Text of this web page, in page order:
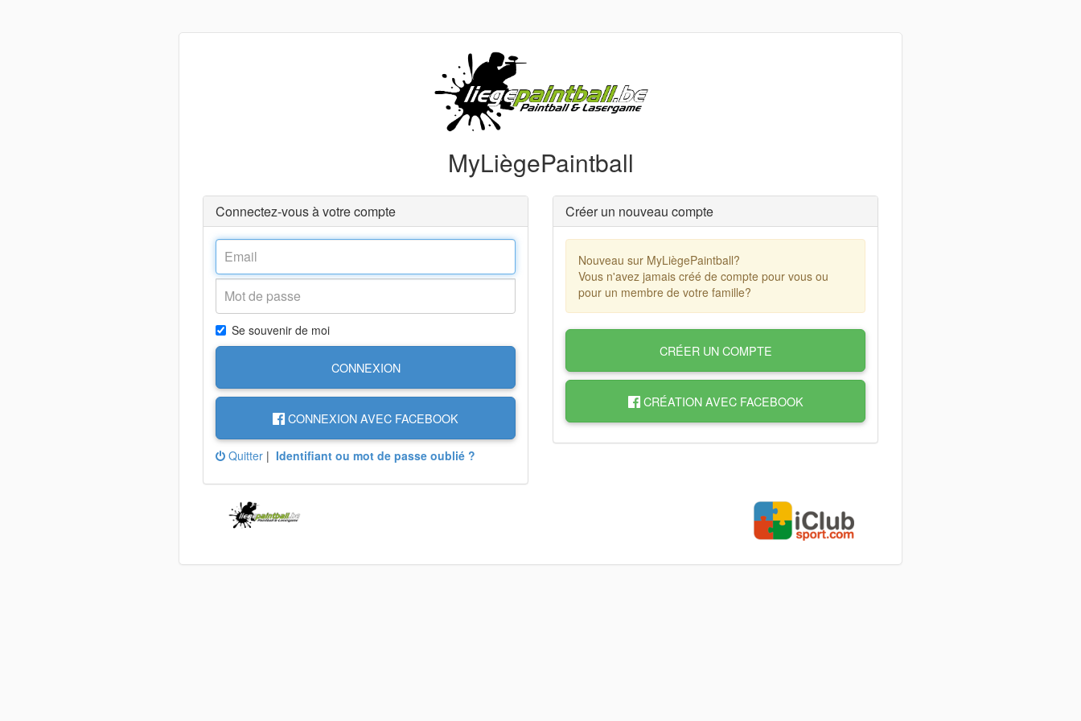
MyLiègePaintball
Connectez-vous à votre compte
Se souvenir de moi
CONNEXION
CONNEXION AVEC FACEBOOK
Quitter | Identifiant ou mot de passe oublié ?
Créer un nouveau compte
Nouveau sur MyLiègePaintball?
Vous n'avez jamais créé de compte pour vous ou
pour un membre de votre famille?
CRÉER UN COMPTE
CRÉATION AVEC FACEBOOK